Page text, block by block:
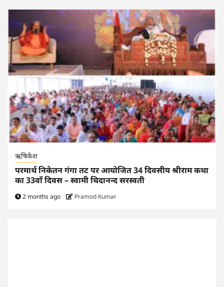
ऋषिकेश
परमार्थ निकेतन गंगा तट पर आयोजित 34 दिवसीय श्रीराम कथा
का 33वाँ दिवस – स्वामी चिदानन्द सरस्वती
2 months ago Pramod Kumar